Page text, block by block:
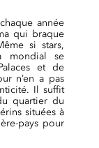
année
qui braque
si stars,
mondial se
et de
n’en a pas
Il suffit
quartier du
situées à
pays pour